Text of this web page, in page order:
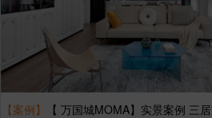
【案例】 【 万国城MOMA】实景案例 三